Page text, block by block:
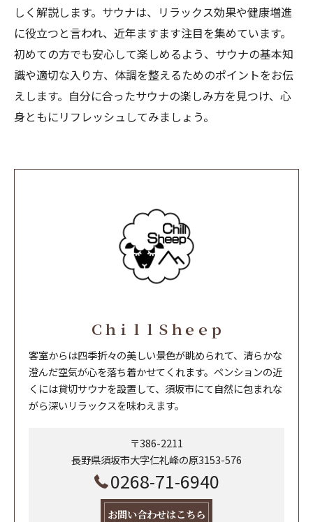
しく解説します。サウナは、リラックス効果や健康増進
に役立つと言われ、近年ますます注目を集めています。
初めての方でも安心して楽しめるよう、サウナの基本知
識や適切な入り方、体調を整えるためのポイントをお伝
えします。自分に合ったサウナの楽しみ方を見つけ、心
身ともにリフレッシュしてみましょう。
ＣｈｉｌｌＳｈｅｅｐ
客室からは四季折々の美しい景色が眺められて、清らかな
澄んだ空気が心を落ち着かせてくれます。ペンションの近
くには貸切サウナを設置して、須坂市にて自然に包まれな
がら深いリラックスを味わえます。
〒386-2211
長野県須坂市大字仁礼峰の原3153-576
0268-71-6940
お問い合わせはこちら